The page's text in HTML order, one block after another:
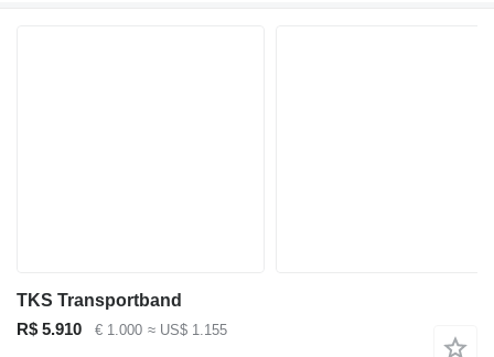
TKS Transportband
R$ 5.910
€ 1.000 ≈ US$ 1.155